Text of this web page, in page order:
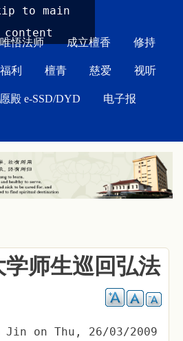
to main
content
唯悟法师 成立檀香 修持
福利 檀青 慈爱 视听
殿 e-SSD/DYD 电子报
学师生巡回弘法
Jin on Thu, 26/03/2009